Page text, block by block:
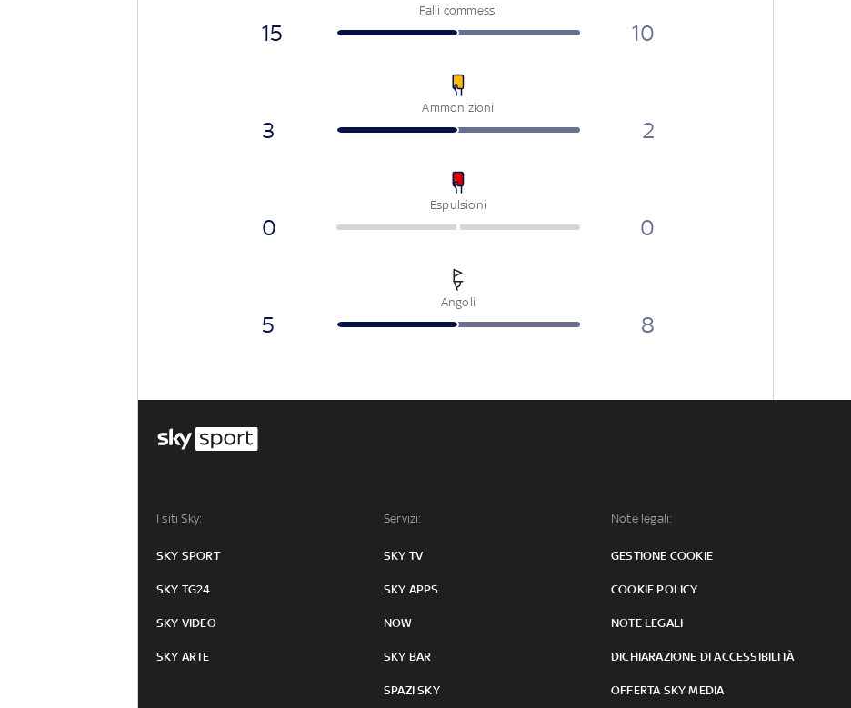
Falli commessi
15 10
Ammonizioni
3 2
Espulsioni
0 0
Angoli
5 8
I siti Sky:
SKY SPORT
SKY TG24
SKY VIDEO
SKY ARTE
Servizi:
SKY TV
SKY APPS
NOW
SKY BAR
SPAZI SKY
Note legali:
GESTIONE COOKIE
COOKIE POLICY
NOTE LEGALI
DICHIARAZIONE DI ACCESSIBILITÀ
OFFERTA SKY MEDIA